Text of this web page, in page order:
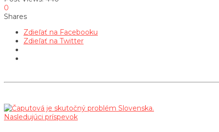
0
Shares
Zdieľať na Facebooku
Zdieľať na Twitter
Nasledujúci príspevok